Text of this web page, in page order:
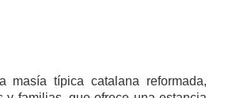
masía típica catalana reformada,